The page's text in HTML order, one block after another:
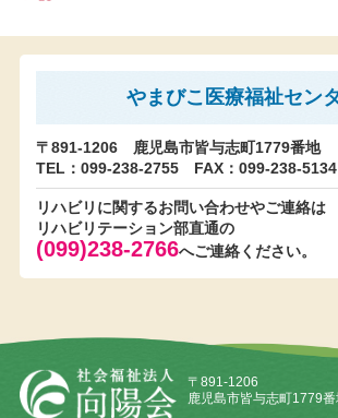
やまびこ医療福祉セン
〒891-1206 鹿児島市皆与志町1779番地
TEL：099-238-2755
FAX：099-238-5134
リハビリに関するお問い合わせやご連絡は
リハビリテーション部直通の
(099)238-2766へご連絡ください。
〒891-1206
鹿児島市皆与志町1779番